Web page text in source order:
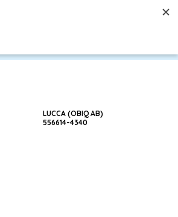
LUCCA (OBIQ AB)
556614-4340